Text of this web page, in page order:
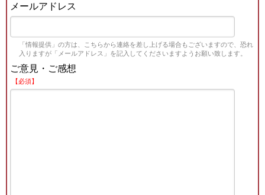
メールアドレス
「情報提供」の方は、こちらから連絡を差し上げる場合もございますので、恐れ
入りますが「メールアドレス」を記入してくださいますようお願い致します。
ご意見・ご感想
【必須】